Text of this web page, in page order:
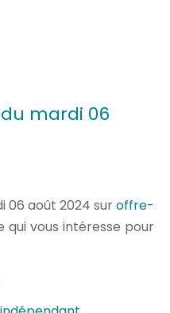
mardi 06
06 août 2024 suroffre-
qui vous intéresse pour